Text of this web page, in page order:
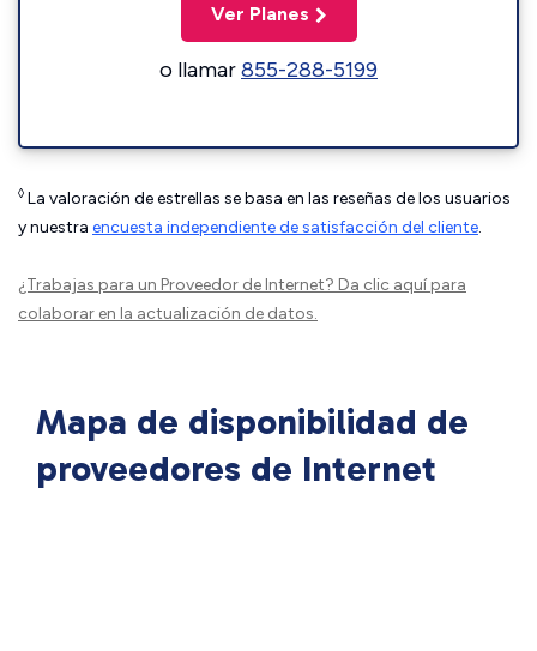
Ver Planes
o llamar855-288-5199
◊ La valoración de estrellas se basa en las reseñas de los usuarios
y nuestra encuesta independiente de satisfacción del cliente.
¿Trabajas para un Proveedor de Internet? Da clic aquípara
colaborar en la actualización de datos.
Mapa de disponibilidad de
proveedores de Internet